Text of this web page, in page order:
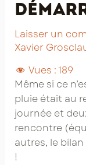
Laisser un
Xavier
Vues :189
Même si ce
pluie était au
journée et
rencontre
autres, le
!